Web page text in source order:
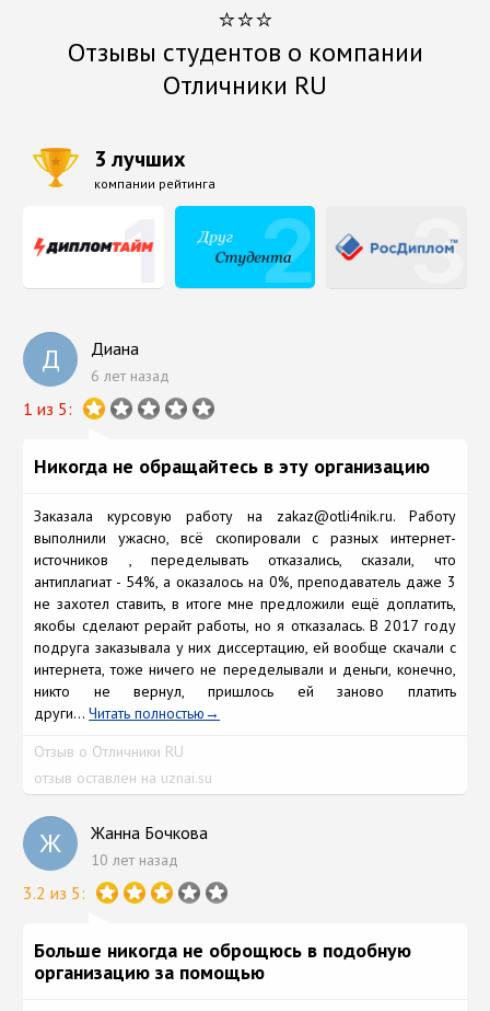
⭐⭐⭐
Отзывы студентов о компании
Отличники RU
Д Диана
6 лет назад
1 из 5:
Никогда не обращайтесь в эту организацию
Заказала курсовую работу на zakaz@otli4nik.ru. Работу
выполнили ужасно, всё скопировали с разных интернет-
источников , переделывать отказались, сказали, что
антиплагиат - 54%, а оказалось на 0%, преподаватель даже 3
не захотел ставить, в итоге мне предложили ещё доплатить,
якобы сделают рерайт работы, но я отказалась. В 2017 году
подруга заказывала у них диссертацию, ей вообще скачали с
интернета, тоже ничего не переделывали и деньги, конечно,
никто не вернул, пришлось ей заново платить
други...Читать полностью
Отзыв о Отличники RU
отзыв оставлен на uznai.su
Ж Жанна Бочкова
10 лет назад
3.2 из 5:
Больше никогда не оброщюсь в подобную
организацию за помощью
3 лучших
компании рейтинга